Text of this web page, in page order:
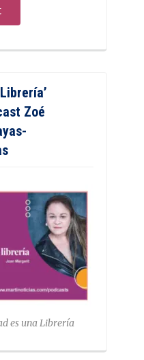
Zoé
es una Librería